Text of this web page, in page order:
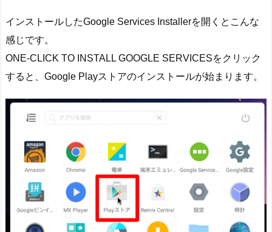
インストールしたGoogle Services Installerを開くとこんな
感じです。
ONE-CLICK TO INSTALL GOOGLE SERVICESをクリック
すると、Google Playストアのインストールが始まります。